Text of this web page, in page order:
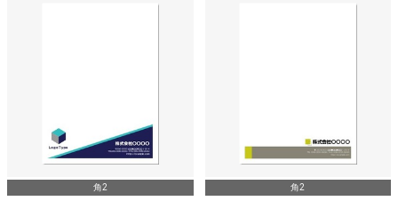
角2 角2